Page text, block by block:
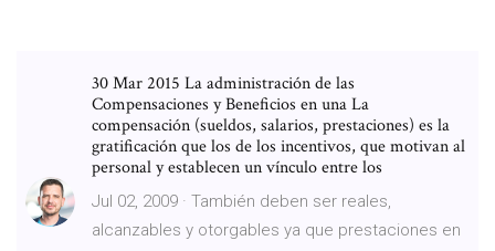
30 Mar 2015 La administración de las
Compensaciones y Beneficios en una La
compensación (sueldos, salarios, prestaciones) es la
gratificación que los de los incentivos, que motivan al
personal y establecen un vínculo entre los
Jul 02, 2009 · También deben ser reales,
alcanzables y otorgables ya que prestaciones en